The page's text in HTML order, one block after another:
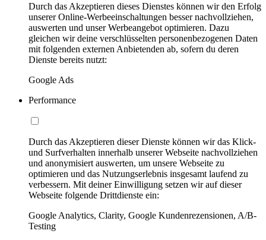
Durch das Akzeptieren dieses Dienstes können wir den Erfolg
unserer Online-Werbeeinschaltungen besser nachvollziehen,
auswerten und unser Werbeangebot optimieren. Dazu
gleichen wir deine verschlüsselten personenbezogenen Daten
mit folgenden externen Anbietenden ab, sofern du deren
Dienste bereits nutzt:
Google Ads
Performance
Durch das Akzeptieren dieser Dienste können wir das Klick-
und Surfverhalten innerhalb unserer Webseite nachvollziehen
und anonymisiert auswerten, um unsere Webseite zu
optimieren und das Nutzungserlebnis insgesamt laufend zu
verbessern. Mit deiner Einwilligung setzen wir auf dieser
Webseite folgende Drittdienste ein:
Google Analytics, Clarity, Google Kundenrezensionen, A/B-
Testing